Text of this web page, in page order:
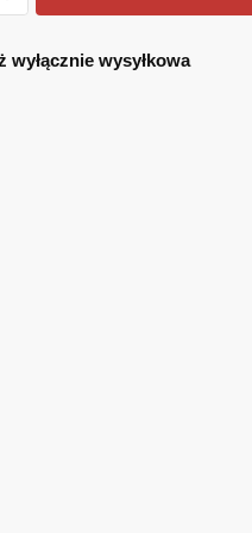
wyłącznie wysyłkowa